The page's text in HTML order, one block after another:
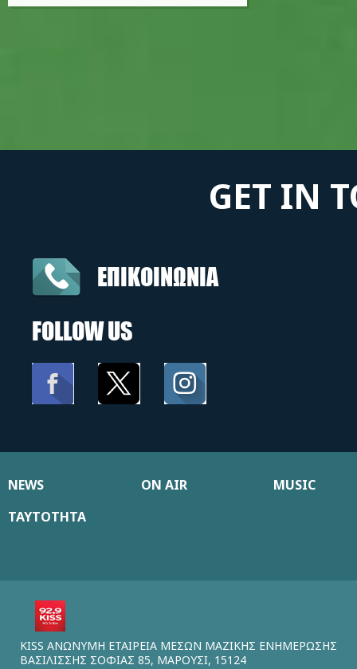
GET IN
ΕΠΙΚΟΙΝΩΝΙΑ
FOLLOW US
NEWS ON AIR
MUSIC
ΤΑΥΤΟΤΗΤΑ
KISS ΑΝΩΝΥΜΗ ΕΤΑΙΡΕΙΑ ΜΕΣΩΝ ΜΑΖΙΚΗΣ ΕΝΗΜΕΡΩΣΗΣ
ΒΑΣΙΛΙΣΣΗΣ ΣΟΦΙΑΣ 85, ΜΑΡΟΥΣΙ, 15124